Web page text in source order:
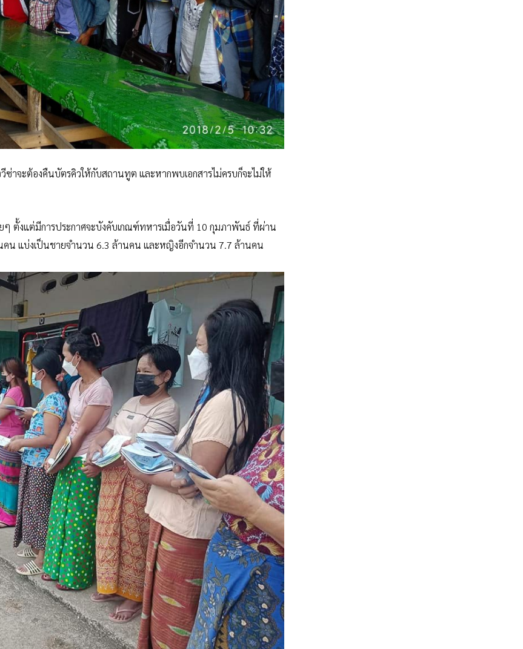
าจะต้องคืนบัตรคิวให้กับสถานทูต และหากพบเอกสารไม่ครบก็จะไม่ให้
ตั้งแต่มีการประกาศจะบังคับเกณฑ์ทหารเมื่อวันที่ 10 กุมภาพันธ์ ที่ผ่าน
น แบ่งเป็นชายจำนวน 6.3 ล้านคน และหญิงอีกจำนวน 7.7 ล้านคน